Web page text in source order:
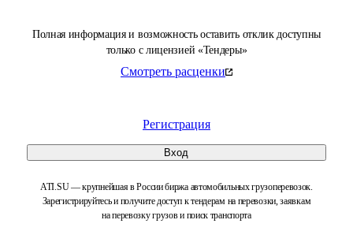
Полная информация и возможность оставить отклик доступны
только с лицензией «Тендеры»
Смотреть расценки
Регистрация
Вход
ATI.SU — крупнейшая в России биржа автомобильных грузоперевозок.
Зарегистрируйтесь и получите доступ к тендерам на перевозки, заявкам
на перевозку грузов и поиск транспорта